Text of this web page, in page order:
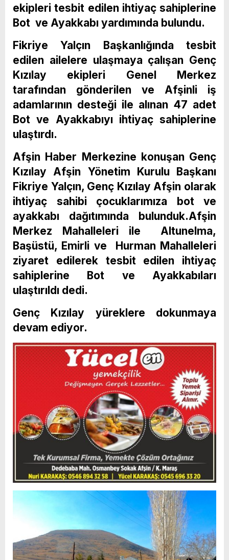
ekipleri tesbit edilen ihtiyaç sahiplerine
Bot ve Ayakkabı yardımında bulundu.
Fikriye Yalçın Başkanlığında tesbit
edilen ailelere ulaşmaya çalışan Genç
Kızılay ekipleri Genel Merkez
tarafından gönderilen ve Afşinli iş
adamlarının desteği ile alınan 47 adet
Bot ve Ayakkabıyı ihtiyaç sahiplerine
ulaştırdı.
Afşin Haber Merkezine konuşan Genç
Kızılay Afşin Yönetim Kurulu Başkanı
Fikriye Yalçın, Genç Kızılay Afşin olarak
ihtiyaç sahibi çocuklarımıza bot ve
ayakkabı dağıtımında bulunduk.Afşin
Merkez Mahalleleri ile Altunelma,
Başüstü, Emirli ve Hurman Mahalleleri
ziyaret edilerek tesbit edilen ihtiyaç
sahiplerine Bot ve Ayakkabıları
ulaştırıldı dedi.
Genç Kızılay yüreklere dokunmaya
devam ediyor.